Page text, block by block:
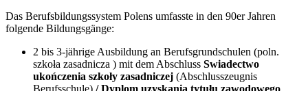
Das Berufsbildungssystem Polens umfasste in den 90er Jahren
folgende Bildungsgänge:
2 bis 3-jährige Ausbildung an Berufsgrundschulen (poln.
szkoła zasadnicza ) mit dem Abschluss Swiadectwo
ukończenia szkoły zasadniczej (Abschlusszeugnis